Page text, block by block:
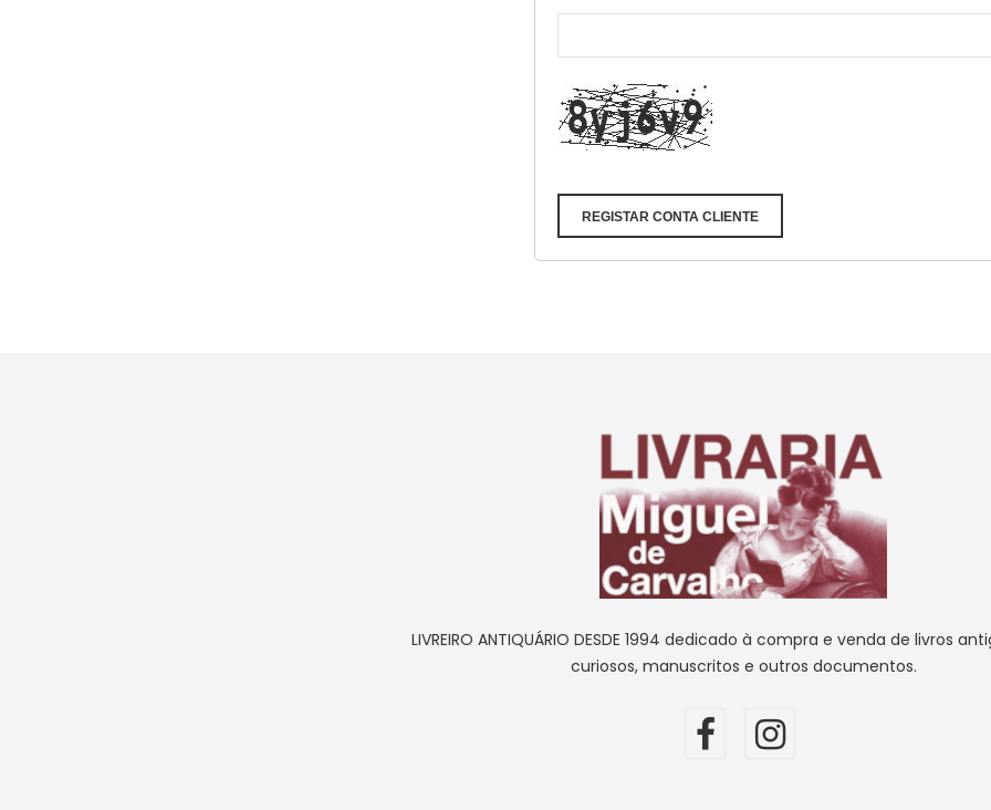
REGISTAR CONTA CLIENTE
LIVREIRO ANTIQUÁRIO DESDE 1994 dedicado à compra e venda de livros
curiosos, manuscritos e outros documentos.